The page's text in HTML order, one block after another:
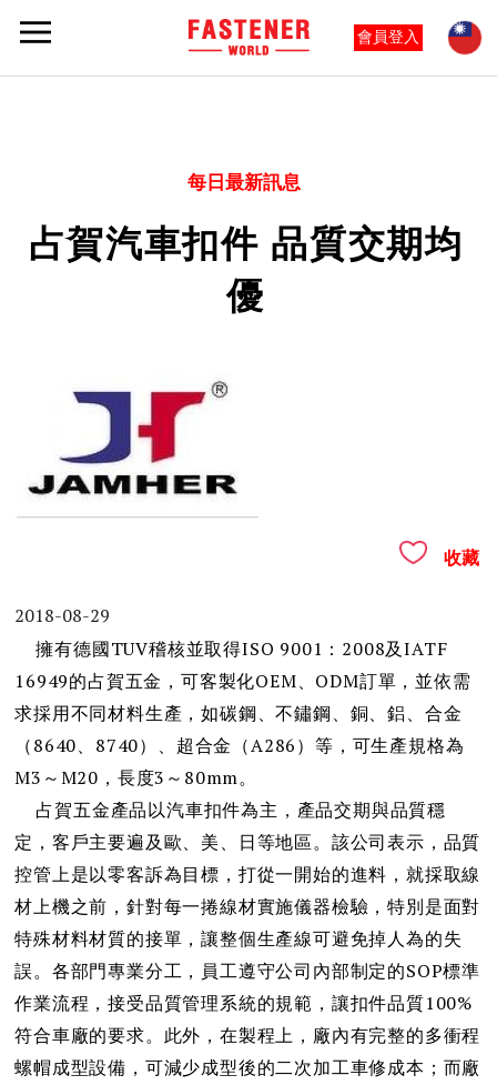
會員登入
每日最新訊息
占賀汽車扣件 品質交期均
優
收藏
2018-08-29
擁有德國TUV稽核並取得ISO 9001：2008及IATF
16949的占賀五金，可客製化OEM、ODM訂單，並依需
求採用不同材料生產，如碳鋼、不鏽鋼、銅、鋁、合金
（8640、8740）、超合金（A286）等，可生產規格為
M3～M20，長度3～80mm。
占賀五金產品以汽車扣件為主，產品交期與品質穩
定，客戶主要遍及歐、美、日等地區。該公司表示，品質
控管上是以零客訴為目標，打從一開始的進料，就採取線
材上機之前，針對每一捲線材實施儀器檢驗，特別是面對
特殊材料材質的接單，讓整個生產線可避免掉人為的失
誤。各部門專業分工，員工遵守公司內部制定的SOP標準
作業流程，接受品質管理系統的規範，讓扣件品質100%
符合車廠的要求。此外，在製程上，廠內有完整的多衝程
螺帽成型設備，可減少成型後的二次加工車修成本；而廠